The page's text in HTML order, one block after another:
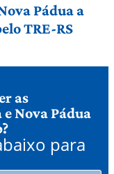
Pádua a
TRE-RS
as
Nova Pádua
para